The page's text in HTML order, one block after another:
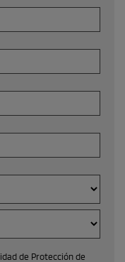
de Protección de